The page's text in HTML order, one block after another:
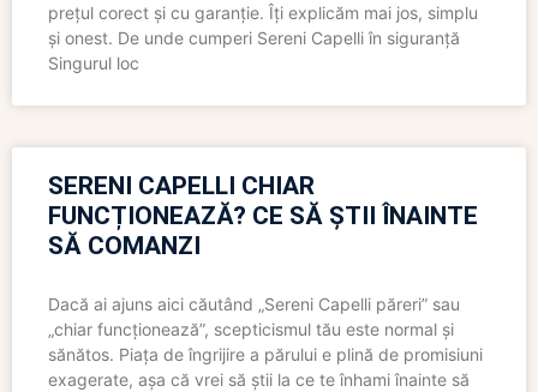
prețul corect și cu garanție. Îți explicăm mai jos, simplu
și onest. De unde cumperi Sereni Capelli în siguranță
Singurul loc
SERENI CAPELLI CHIAR
FUNCȚIONEAZĂ? CE SĂ ȘTII ÎNAINTE
SĂ COMANZI
Dacă ai ajuns aici căutând „Sereni Capelli păreri” sau
„chiar funcționează”, scepticismul tău este normal și
sănătos. Piața de îngrijire a părului e plină de promisiuni
exagerate, așa că vrei să știi la ce te înhami înainte să